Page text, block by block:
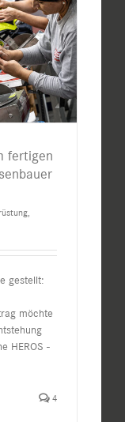
fertigen
,
gestellt:
möchte
HEROS -
4